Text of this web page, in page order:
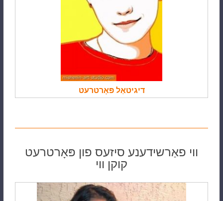
דיגיטאַל פּאָרטרעט
ווי פאַרשידענע סיזעס פון פּאָרטרעט
קוקן ווי